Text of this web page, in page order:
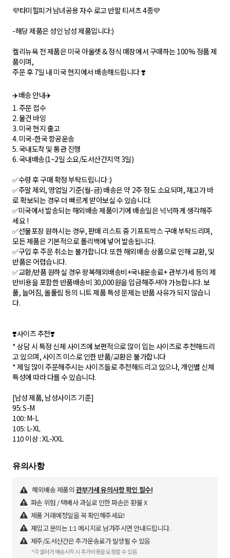
💜타미힐피거 남녀공용 자수 로고 반팔 티셔츠 4종💜
-해당 제품은 성인 남성 제품입니다:)
켈리뉴욕 전 제품은 미국 아울렛 & 정식 매장에서 구매하는 100% 정품 제
품이며,
주문 후 7일 내 미국 현지에서 배송해드립니다 ❣️
✈️배송 안내✈️
1. 주문 접수
2. 물건 바잉
3. 미국 현지 출고
4. 미국-한국 항공운송
5. 국내도착 및 통관 진행
6. 국내배송(1~2일 소요/도서산간지역 3일)
✅수령 후 구매 확정 부탁드립니다 :)
✅주말 제외, 영업일 기준(월-금) 배송은 약 2주 정도 소요되며, 재고가 바
로 확보되는 경우 더 빠르게 받아보실 수 있습니다.
✅미국에서 발송되는 해외배송 제품이기에 배송일은 넉넉하게 생각해주
세요 !
✅선물포장 원하시는 경우, 판매 리스트 중 기프트박스 구매 부탁드리며,
모든 제품은 기본적으로 폴리백에 넣어 발송됩니다.
✅구입 후 주문 취소는 불가합니다. 또한 해외배송 상품으로 인해 교환, 및
반품은 어렵습니다.
✅교환/반품 원하실 경우 왕복해외배송비+국내운송료+ 관부가세 등의 제
반비용을 포함한 반품배송비 30,000원을 입금해주셔야 가능합니다. 보
풀, 늘어짐, 올풀림 등의 니트 제품 특성 문제는 반품 사유가 되지 않습니
다.
❣️사이즈 추천❣️
* 상담 시 특정 신체 사이즈에 보편적으로 많이 입는 사이즈로 추천해드리
고 있으며, 사이즈 미스로 인한 반품/교환은 불가합니다
* 제일 많이 주문해주시는 사이즈들로 추천해드리고 있으나, 개인별 신체
특성에 따라 다를 수 있습니다.
[남성 제품, 남성사이즈 기준]
95: S-M
100: M-L
105: L-XL
110 이상 : XL-XXL
유의사항
해외배송 제품의 관부가세 유의사항 확인 필수!
파손 위험 / 택배사 과실로 인한 파손은 환불 X
제품 거래예정일을 꼭 확인해주세요!
재입고 문의는 1:1 메시지로 남겨주시면 안내드립니다.
제주/도서산간은 추가운송료가 발생될 수 있음
*각 셀러가 배송시작 시 추가비용을 요청할 수 있음